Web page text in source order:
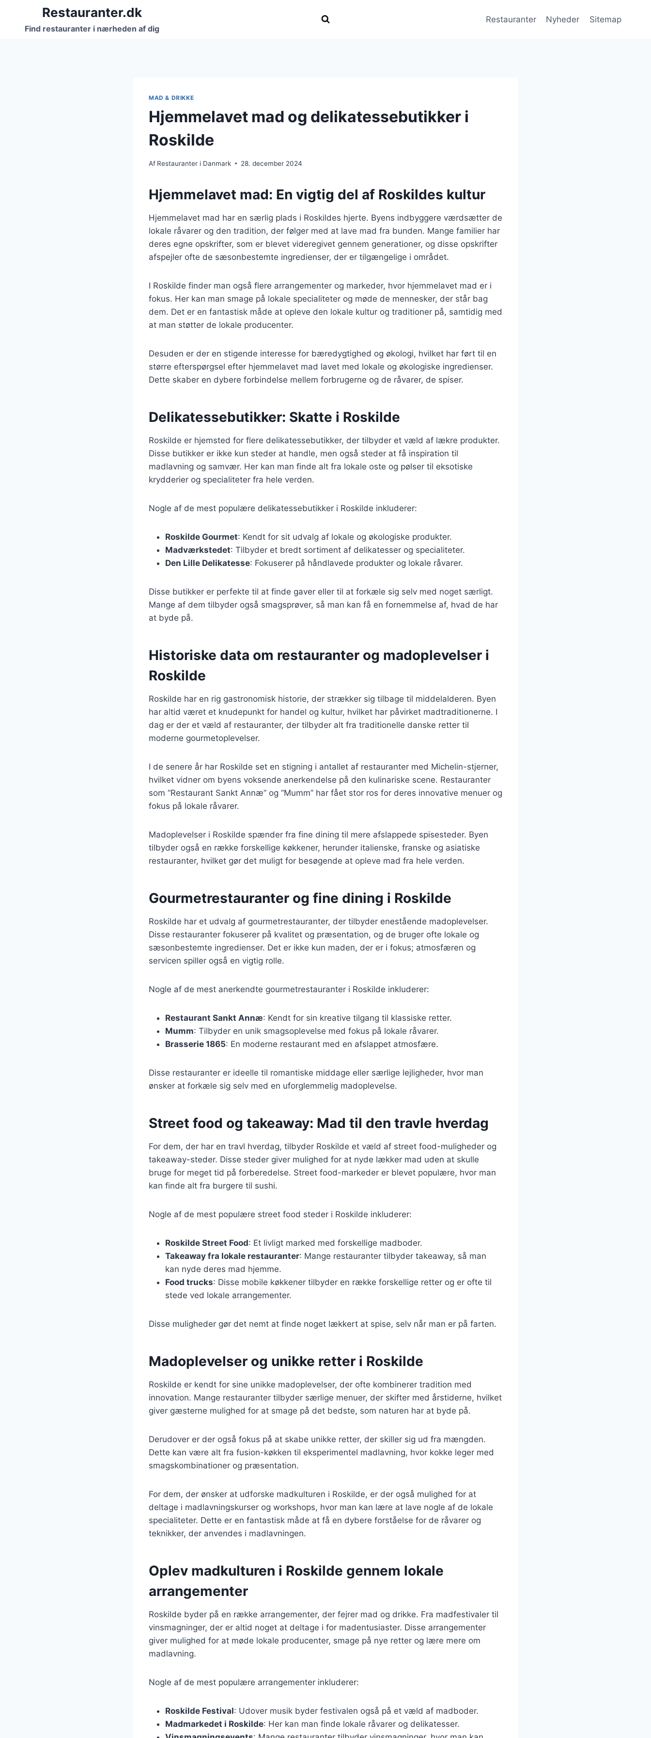
indhold
Restauranter.dk
Find restauranter i nærheden af dig
Restauranter Nyheder Sitemap
MAD & DRIKKE
Hjemmelavet mad og delikatessebutikker i
Roskilde
Af Restauranter i Danmark 28. december 2024
Hjemmelavet mad: En vigtig del af Roskildes kultur
Hjemmelavet mad har en særlig plads i Roskildes hjerte. Byens indbyggere værdsætter de
lokale råvarer og den tradition, der følger med at lave mad fra bunden. Mange familier har
deres egne opskrifter, som er blevet videregivet gennem generationer, og disse opskrifter
afspejler ofte de sæsonbestemte ingredienser, der er tilgængelige i området.
I Roskilde finder man også flere arrangementer og markeder, hvor hjemmelavet mad er i
fokus. Her kan man smage på lokale specialiteter og møde de mennesker, der står bag
dem. Det er en fantastisk måde at opleve den lokale kultur og traditioner på, samtidig med
at man støtter de lokale producenter.
Desuden er der en stigende interesse for bæredygtighed og økologi, hvilket har ført til en
større efterspørgsel efter hjemmelavet mad lavet med lokale og økologiske ingredienser.
Dette skaber en dybere forbindelse mellem forbrugerne og de råvarer, de spiser.
Delikatessebutikker: Skatte i Roskilde
Roskilde er hjemsted for flere delikatessebutikker, der tilbyder et væld af lækre produkter.
Disse butikker er ikke kun steder at handle, men også steder at få inspiration til
madlavning og samvær. Her kan man finde alt fra lokale oste og pølser til eksotiske
krydderier og specialiteter fra hele verden.
Nogle af de mest populære delikatessebutikker i Roskilde inkluderer:
Roskilde Gourmet: Kendt for sit udvalg af lokale og økologiske produkter.
Madværkstedet: Tilbyder et bredt sortiment af delikatesser og specialiteter.
Den Lille Delikatesse: Fokuserer på håndlavede produkter og lokale råvarer.
Disse butikker er perfekte til at finde gaver eller til at forkæle sig selv med noget særligt.
Mange af dem tilbyder også smagsprøver, så man kan få en fornemmelse af, hvad de har
at byde på.
Historiske data om restauranter og madoplevelser i
Roskilde
Roskilde har en rig gastronomisk historie, der strækker sig tilbage til middelalderen. Byen
har altid været et knudepunkt for handel og kultur, hvilket har påvirket madtraditionerne. I
dag er der et væld af restauranter, der tilbyder alt fra traditionelle danske retter til
moderne gourmetoplevelser.
I de senere år har Roskilde set en stigning i antallet af restauranter med Michelin-stjerner,
hvilket vidner om byens voksende anerkendelse på den kulinariske scene. Restauranter
som “Restaurant Sankt Annæ” og “Mumm” har fået stor ros for deres innovative menuer og
fokus på lokale råvarer.
Madoplevelser i Roskilde spænder fra fine dining til mere afslappede spisesteder. Byen
tilbyder også en række forskellige køkkener, herunder italienske, franske og asiatiske
restauranter, hvilket gør det muligt for besøgende at opleve mad fra hele verden.
Gourmetrestauranter og fine dining i Roskilde
Roskilde har et udvalg af gourmetrestauranter, der tilbyder enestående madoplevelser.
Disse restauranter fokuserer på kvalitet og præsentation, og de bruger ofte lokale og
sæsonbestemte ingredienser. Det er ikke kun maden, der er i fokus; atmosfæren og
servicen spiller også en vigtig rolle.
Nogle af de mest anerkendte gourmetrestauranter i Roskilde inkluderer:
Restaurant Sankt Annæ: Kendt for sin kreative tilgang til klassiske retter.
Mumm: Tilbyder en unik smagsoplevelse med fokus på lokale råvarer.
Brasserie 1865: En moderne restaurant med en afslappet atmosfære.
Disse restauranter er ideelle til romantiske middage eller særlige lejligheder, hvor man
ønsker at forkæle sig selv med en uforglemmelig madoplevelse.
Street food og takeaway: Mad til den travle hverdag
For dem, der har en travl hverdag, tilbyder Roskilde et væld af street food-muligheder og
takeaway-steder. Disse steder giver mulighed for at nyde lækker mad uden at skulle
bruge for meget tid på forberedelse. Street food-markeder er blevet populære, hvor man
kan finde alt fra burgere til sushi.
Nogle af de mest populære street food steder i Roskilde inkluderer:
Roskilde Street Food: Et livligt marked med forskellige madboder.
Takeaway fra lokale restauranter: Mange restauranter tilbyder takeaway, så man
kan nyde deres mad hjemme.
Food trucks: Disse mobile køkkener tilbyder en række forskellige retter og er ofte til
stede ved lokale arrangementer.
Disse muligheder gør det nemt at finde noget lækkert at spise, selv når man er på farten.
Madoplevelser og unikke retter i Roskilde
Roskilde er kendt for sine unikke madoplevelser, der ofte kombinerer tradition med
innovation. Mange restauranter tilbyder særlige menuer, der skifter med årstiderne, hvilket
giver gæsterne mulighed for at smage på det bedste, som naturen har at byde på.
Derudover er der også fokus på at skabe unikke retter, der skiller sig ud fra mængden.
Dette kan være alt fra fusion-køkken til eksperimentel madlavning, hvor kokke leger med
smagskombinationer og præsentation.
For dem, der ønsker at udforske madkulturen i Roskilde, er der også mulighed for at
deltage i madlavningskurser og workshops, hvor man kan lære at lave nogle af de lokale
specialiteter. Dette er en fantastisk måde at få en dybere forståelse for de råvarer og
teknikker, der anvendes i madlavningen.
Oplev madkulturen i Roskilde gennem lokale
arrangementer
Roskilde byder på en række arrangementer, der fejrer mad og drikke. Fra madfestivaler til
vinsmagninger, der er altid noget at deltage i for madentusiaster. Disse arrangementer
giver mulighed for at møde lokale producenter, smage på nye retter og lære mere om
madlavning.
Nogle af de mest populære arrangementer inkluderer:
Roskilde Festival: Udover musik byder festivalen også på et væld af madboder.
Madmarkedet i Roskilde: Her kan man finde lokale råvarer og delikatesser.